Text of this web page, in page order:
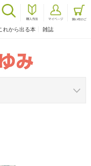
れから出る本 雑誌